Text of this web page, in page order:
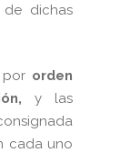
dichas
por orden
y las
cada uno